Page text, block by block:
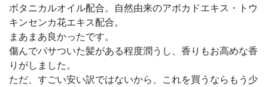
ボタニカルオイル配合。自然由来のアボカドエキス・トウ
キンセンカ花エキス配合。
まあまあ良かったです。
傷んでパサついた髪がある程度潤うし、香りもお高めな香
りがしました。
ただ、すごい安い訳ではないから、これを買うならもう少